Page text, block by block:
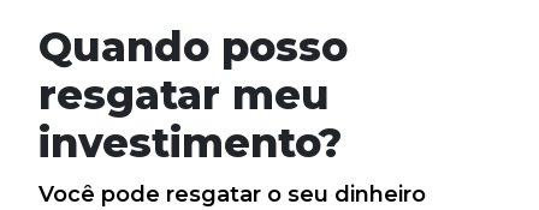
Quando posso
resgatar meu
investimento?
Você pode resgatar o seu dinheiro